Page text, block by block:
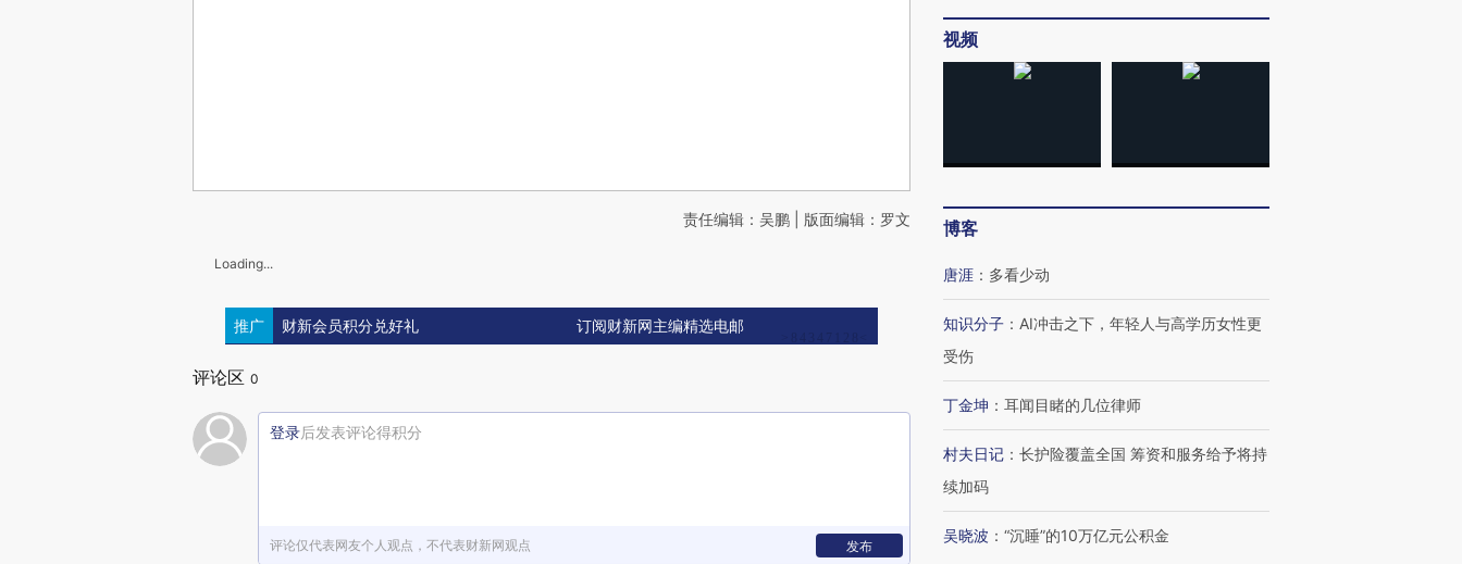
责任编辑：吴鹏 | 版面编辑：罗文
Loading...
推广 财新会员积分兑好礼 订阅财新网主编精选电邮
评论区 0
登录后发表评论得积分
评论仅代表网友个人观点，不代表财新网观点 发布
视频
博客
唐涯 ： 多看少动
知识分子 ： AI冲击之下，年轻人与高学历女性更
受伤
丁金坤 ： 耳闻目睹的几位律师
村夫日记 ： 长护险覆盖全国 筹资和服务给予将持
续加码
吴晓波 ： “沉睡”的10万亿元公积金